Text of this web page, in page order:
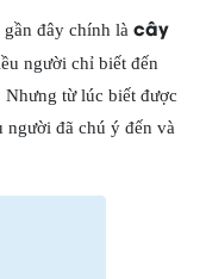
đây chính là cây
người chỉ biết đến
từ lúc biết được
người đã chú ý đến và